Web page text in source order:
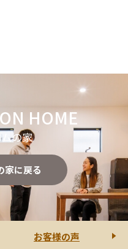
HOME
ムの家
家に戻る
お客様の声